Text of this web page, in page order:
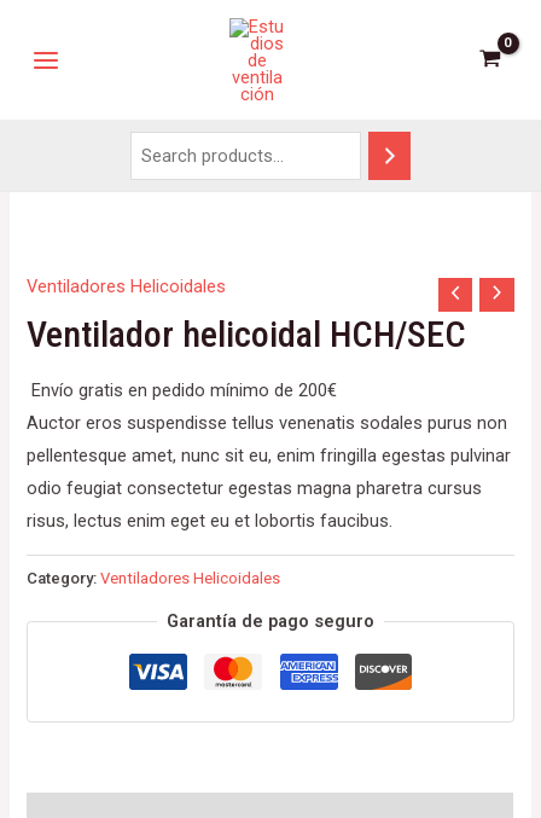
Ventiladores Helicoidales
Ventilador helicoidal HCH/SEC
Envío gratis en pedido mínimo de 200€
Auctor eros suspendisse tellus venenatis sodales purus non
pellentesque amet, nunc sit eu, enim fringilla egestas pulvinar
odio feugiat consectetur egestas magna pharetra cursus
risus, lectus enim eget eu et lobortis faucibus.
Category:Ventiladores Helicoidales
Garantía de pago seguro